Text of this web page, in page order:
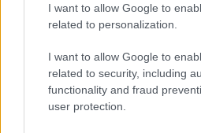
I want to allow Google to
related to personalization.
I want to allow Google to
related to security, including
functionality and fraud
user protection.
Gavin MacLeod: Έφυγε
MasterChef: Θρίλερ για…
«μάχη» για τους 3 κριτές
και Star